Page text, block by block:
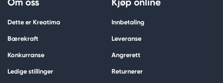
Dette er Kreatima
Bærekraft
Konkurranse
Ledige stillinger
Innbetaling
Leveranse
Angrerett
Returnerer